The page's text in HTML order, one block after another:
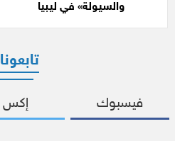
والسيولة» في ليبيا
تابعونا
فيسبوك إكس